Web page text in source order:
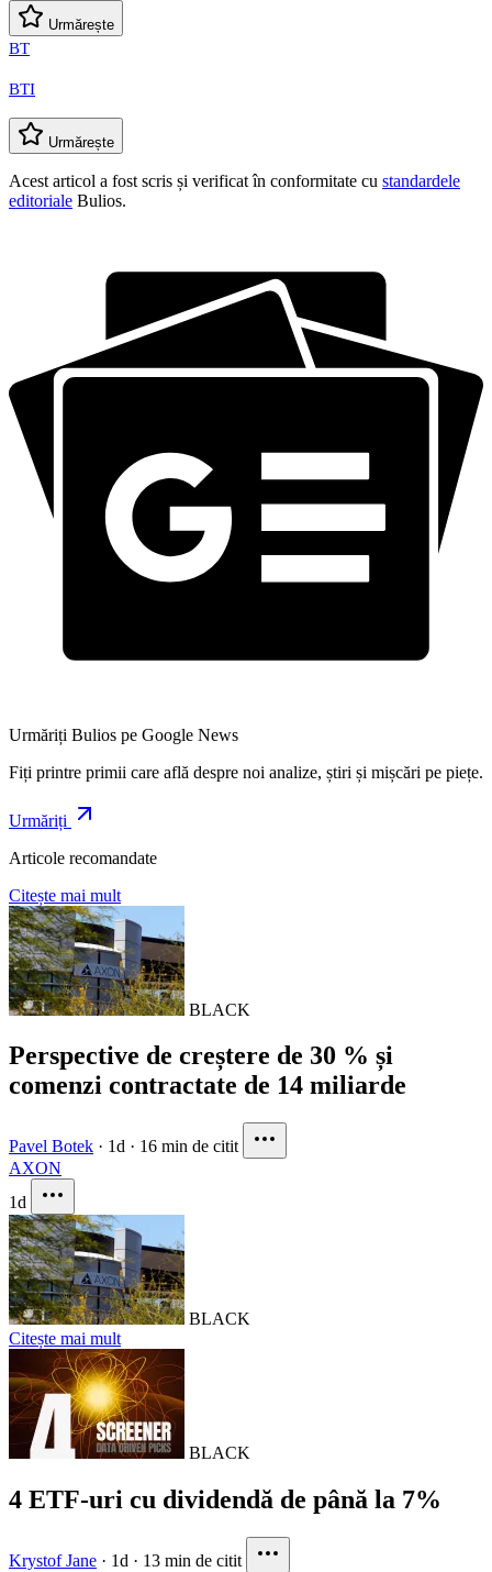
Urmărește
BT
BTI
Urmărește
Acest articol a fost scris și verificat în conformitate cu standardele
editoriale Bulios.
Urmăriți Bulios pe Google News
Fiți printre primii care află despre noi analize, știri și mișcări pe piețe.
Urmăriți
Articole recomandate
Citește mai mult
BLACK
Perspective de creștere de 30 % și
comenzi contractate de 14 miliarde
Pavel Botek · 1d · 16 min de citit
AXON
1d
BLACK
Citește mai mult
BLACK
4 ETF-uri cu dividendă de până la 7%
Krystof Jane · 1d · 13 min de citit